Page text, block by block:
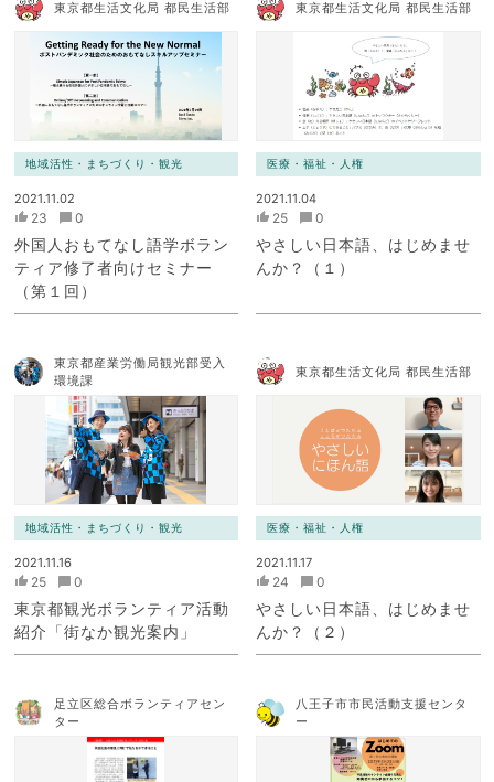
東京都生活文化局 都民生活部
地域活性・まちづくり・観光
2021.11.02
23 0
外国人おもてなし語学ボラン
ティア修了者向けセミナー
（第１回）
東京都生活文化局 都民生活部
医療・福祉・人権
2021.11.04
25 0
やさしい日本語、はじめませ
んか？（１）
東京都産業労働局観光部受入
環境課
地域活性・まちづくり・観光
2021.11.16
25 0
東京都観光ボランティア活動
紹介「街なか観光案内」
東京都生活文化局 都民生活部
医療・福祉・人権
2021.11.17
24 0
やさしい日本語、はじめませ
んか？（２）
足立区総合ボランティアセン
ター
八王子市市民活動支援センタ
ー